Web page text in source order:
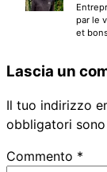
par le
et
Lascia un
Il tuo indirizzo
obbligatori
Commento *